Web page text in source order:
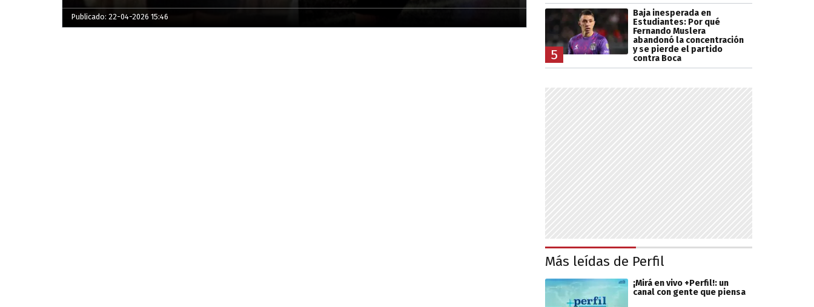
Publicado: 22-04-2026 15:46
5
Baja inesperada en
Estudiantes: Por qué
Fernando Muslera
abandonó la concentración
y se pierde el partido
contra Boca
Más leídas de Perfil
¡Mirá en vivo +Perfil!: un
canal con gente que piensa